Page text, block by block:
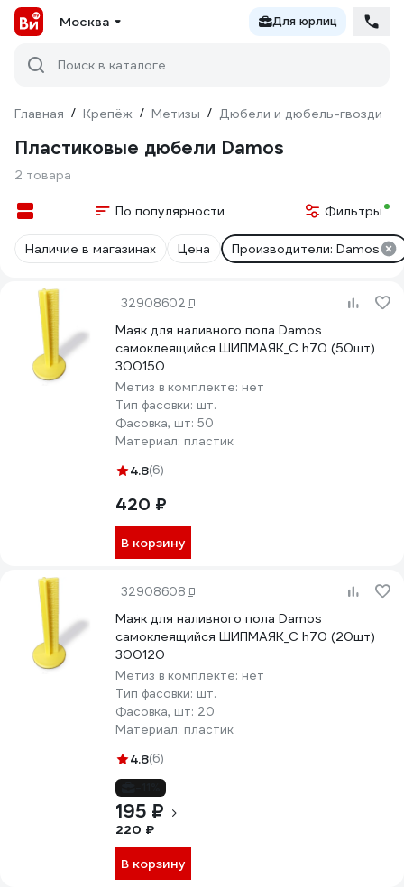
Москва Для юрлиц
Поиск в каталоге
Главная / Крепёж / Метизы / Дюбели и дюбель-гвозди
Пластиковые дюбели Damos
2 товара
По популярности Фильтры
Наличие в магазинах Цена Производители: Damos
32908602
Маяк для наливного пола Damos
самоклеящийся ШИПМАЯК_С h70 (50шт)
300150
Метиз в комплекте: нет
Тип фасовки: шт.
Фасовка, шт: 50
Материал: пластик
4.8(6)
420 ₽
В корзину
32908608
Маяк для наливного пола Damos
самоклеящийся ШИПМАЯК_С h70 (20шт)
300120
Метиз в комплекте: нет
Тип фасовки: шт.
Фасовка, шт: 20
Материал: пластик
4.8(6)
195 ₽
220 ₽
В корзину